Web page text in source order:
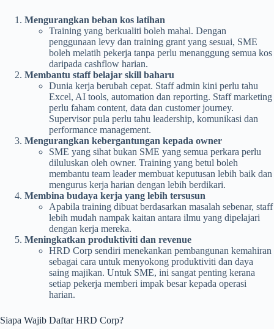
Mengurangkan beban kos latihan
Training yang berkualiti boleh mahal. Dengan
penggunaan levy dan training grant yang sesuai, SME
boleh melatih pekerja tanpa perlu menanggung semua kos
daripada cashflow harian.
Membantu staff belajar skill baharu
Dunia kerja berubah cepat. Staff admin kini perlu tahu
Excel, AI tools, automation dan reporting. Staff marketing
perlu faham content, data dan customer journey.
Supervisor pula perlu tahu leadership, komunikasi dan
performance management.
Mengurangkan kebergantungan kepada owner
SME yang sihat bukan SME yang semua perkara perlu
diluluskan oleh owner. Training yang betul boleh
membantu team leader membuat keputusan lebih baik dan
mengurus kerja harian dengan lebih berdikari.
Membina budaya kerja yang lebih tersusun
Apabila training dibuat berdasarkan masalah sebenar, staff
lebih mudah nampak kaitan antara ilmu yang dipelajari
dengan kerja mereka.
Meningkatkan produktiviti dan revenue
HRD Corp sendiri menekankan pembangunan kemahiran
sebagai cara untuk menyokong produktiviti dan daya
saing majikan. Untuk SME, ini sangat penting kerana
setiap pekerja memberi impak besar kepada operasi
harian.
Siapa Wajib Daftar HRD Corp?